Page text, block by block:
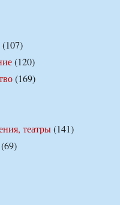
(107)
(120)
(169)
театры(141)
(69)